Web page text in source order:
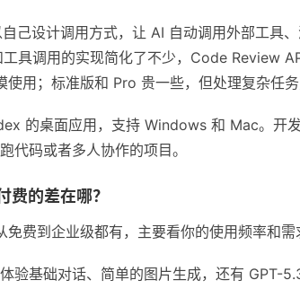
己设计调用方式，让 AI 自动调用外部工具
具调用的实现简化了不少，Code Review
用；标准版和 Pro 贵一些，但处理复杂任务
的桌面应用，支持 Windows 和 Mac。开
代码或者多人协作的项目。
费的差在哪？
费到企业级都有，主要看你的使用频率和需
基础对话、简单的图片生成，还有 GPT-